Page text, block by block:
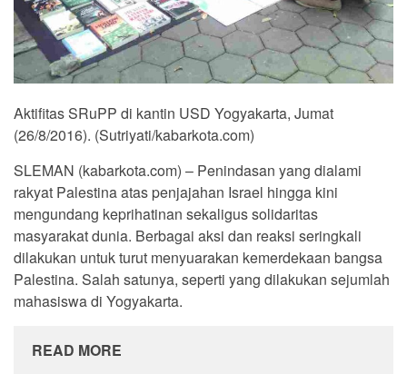
Aktifitas SRuPP di kantin USD Yogyakarta, Jumat
(26/8/2016). (Sutriyati/kabarkota.com)
SLEMAN (kabarkota.com) – Penindasan yang dialami
rakyat Palestina atas penjajahan Israel hingga kini
mengundang keprihatinan sekaligus solidaritas
masyarakat dunia. Berbagai aksi dan reaksi seringkali
dilakukan untuk turut menyuarakan kemerdekaan bangsa
Palestina. Salah satunya, seperti yang dilakukan sejumlah
mahasiswa di Yogyakarta.
READ MORE